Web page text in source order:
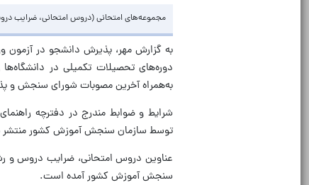
مجموعه‌های امتحانی (دروس امتحانی، ضرایب دروس
به‌همراه آخرین مصوبات شورای سنجش و
توسط سازمان سنجش آموزش کشور
عناوین دروس امتحانی، ضرایب دروس و
سنجش آموزش کشور آمده است.